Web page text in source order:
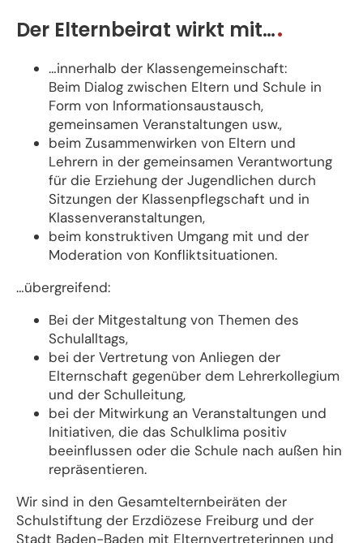
Der Elternbeirat wirkt mit…
…innerhalb der Klassengemeinschaft:
Beim Dialog zwischen Eltern und Schule in
Form von Informationsaustausch,
gemeinsamen Veranstaltungen usw.,
beim Zusammenwirken von Eltern und
Lehrern in der gemeinsamen Verantwortung
für die Erziehung der Jugendlichen durch
Sitzungen der Klassenpflegschaft und in
Klassenveranstaltungen,
beim konstruktiven Umgang mit und der
Moderation von Konfliktsituationen.
…übergreifend:
Bei der Mitgestaltung von Themen des
Schulalltags,
bei der Vertretung von Anliegen der
Elternschaft gegenüber dem Lehrerkollegium
und der Schulleitung,
bei der Mitwirkung an Veranstaltungen und
Initiativen, die das Schulklima positiv
beeinflussen oder die Schule nach außen hin
repräsentieren.
Wir sind in den Gesamtelternbeiräten der
Schulstiftung der Erzdiözese Freiburg und der
Stadt Baden-Baden mit Elternvertreterinnen und